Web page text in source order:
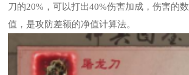
刀的20%，可以打出40%伤害加成，伤害的
值，是攻防差额的净值计算法。